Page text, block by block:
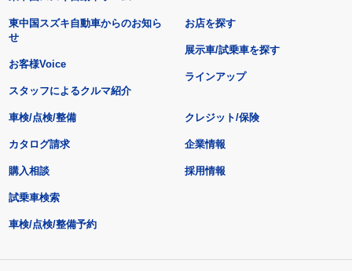
東中国スズキ自動車からのお知ら
せ
お客様Voice
スタッフによるクルマ紹介
お店を探す
展示車/試乗車を探す
ラインアップ
車検/点検/整備 クレジット/保険
カタログ請求
購入相談
試乗車検索
車検/点検/整備予約
企業情報
採用情報